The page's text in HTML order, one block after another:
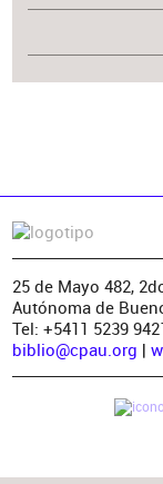
25 de Mayo 482,
Autónoma de
Tel: +5411 5239
biblio@cpau.org |